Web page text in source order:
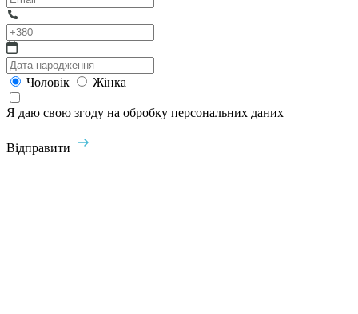
Чоловік Жінка
Я даю свою згоду на обробку персональних даних
Відправити